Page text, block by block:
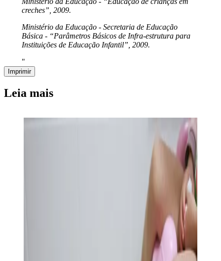
creches”, 2009.
Ministério da Educação - Secretaria de Educação
Básica - “Parâmetros Básicos de Infra-estrutura para
Instituições de Educação Infantil”, 2009.
"
Imprimir
Leia mais